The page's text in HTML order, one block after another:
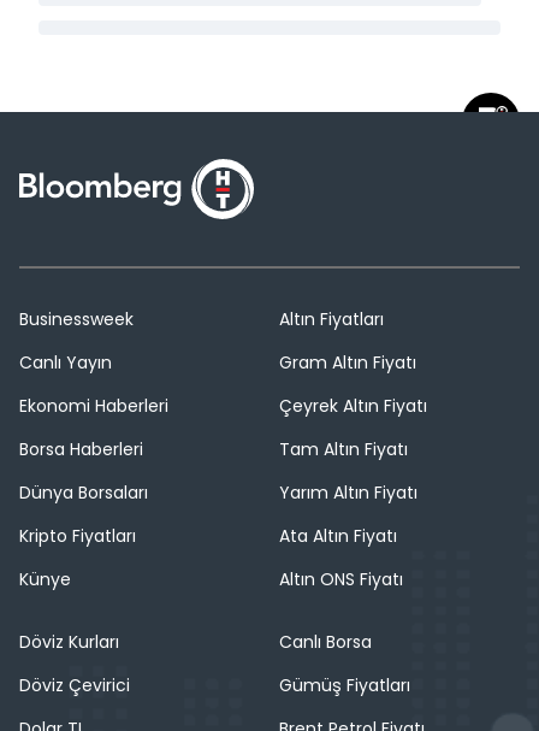
Businessweek
Canlı Yayın
Ekonomi Haberleri
Borsa Haberleri
Dünya Borsaları
Kripto Fiyatları
Künye
Altın Fiyatları
Gram Altın Fiyatı
Çeyrek Altın Fiyatı
Tam Altın Fiyatı
Yarım Altın Fiyatı
Ata Altın Fiyatı
Altın ONS Fiyatı
Döviz Kurları
Döviz Çevirici
Canlı Borsa
Gümüş Fiyatları